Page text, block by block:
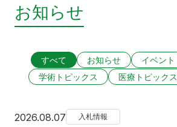
お知らせ
すべて お知らせ イベント
学術トピックス
医療トピックス
2026.08.07 2026年8月7日
入札情報